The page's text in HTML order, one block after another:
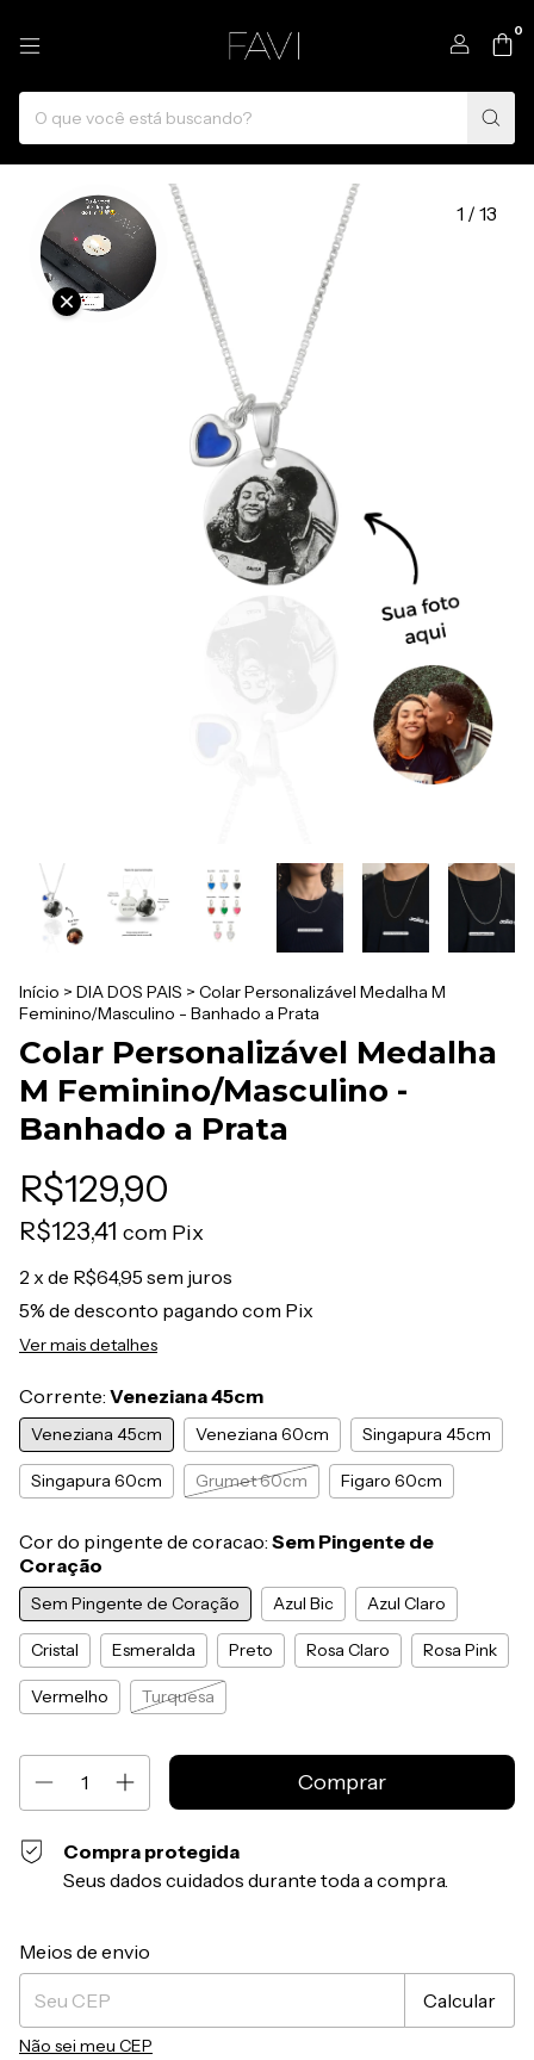
0
1 / 13
Início > DIA DOS PAIS > Colar Personalizável Medalha M
Feminino/Masculino - Banhado a Prata
Colar Personalizável Medalha
M Feminino/Masculino -
Banhado a Prata
R$129,90
R$123,41 com Pix
2 x de R$64,95 sem juros
5% de desconto pagando com Pix
Ver mais detalhes
Corrente: Veneziana 45cm
Veneziana 45cm Veneziana 60cm Singapura 45cm
Singapura 60cm Grumet 60cm Figaro 60cm
Cor do pingente de coracao: Sem Pingente de
Coração
Sem Pingente de Coração Azul Bic Azul Claro
Cristal Esmeralda Preto Rosa Claro Rosa Pink
Vermelho Turquesa
Compra protegida
Seus dados cuidados durante toda a compra.
Entregas para o CEP:
Meios de envio
Calcular
Não sei meu CEP